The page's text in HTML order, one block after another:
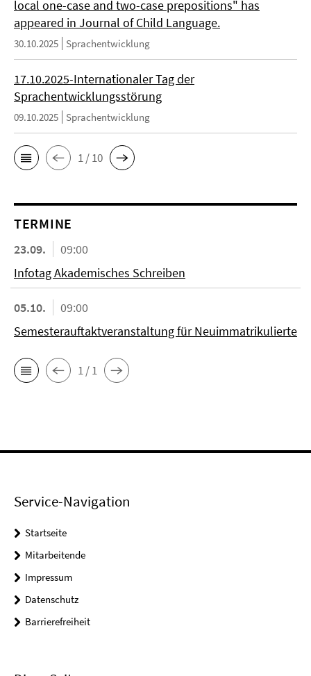
local one-case and two-case prepositions" has
appeared in Journal of Child Language.
30.10.2025 Sprachentwicklung
17.10.2025-Internationaler Tag der
Sprachentwicklungsstörung
09.10.2025 Sprachentwicklung
1 / 10
TERMINE
23.09.
09:00
Infotag Akademisches Schreiben
05.10.
09:00
Semesterauftaktveranstaltung für Neuimmatrikulierte
1 / 1
Service-Navigation
Startseite
Mitarbeitende
Impressum
Datenschutz
Barrierefreiheit